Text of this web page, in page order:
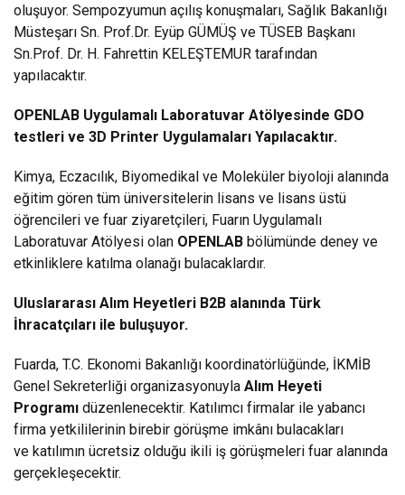
oluşuyor. Sempozyumun açılış konuşmaları, Sağlık Bakanlığı
Müsteşarı Sn. Prof.Dr. Eyüp GÜMÜŞ ve TÜSEB Başkanı
Sn.Prof. Dr. H. Fahrettin KELEŞTEMUR tarafından
yapılacaktır.
OPENLAB Uygulamalı Laboratuvar Atölyesinde GDO
testleri ve 3D Printer Uygulamaları Yapılacaktır.
Kimya, Eczacılık, Biyomedikal ve Moleküler biyoloji alanında
eğitim gören tüm üniversitelerin lisans ve lisans üstü
öğrencileri ve fuar ziyaretçileri, Fuarın Uygulamalı
Laboratuvar Atölyesi olan OPENLAB bölümünde deney ve
etkinliklere katılma olanağı bulacaklardır.
Uluslararası Alım Heyetleri B2B alanında Türk
İhracatçıları ile buluşuyor.
Fuarda, T.C. Ekonomi Bakanlığı koordinatörlüğünde, İKMİB
Genel Sekreterliği organizasyonuyla Alım Heyeti
Programı düzenlenecektir. Katılımcı firmalar ile yabancı
firma yetkililerinin birebir görüşme imkânı bulacakları
ve katılımın ücretsiz olduğu ikili iş görüşmeleri fuar alanında
gerçekleşecektir.